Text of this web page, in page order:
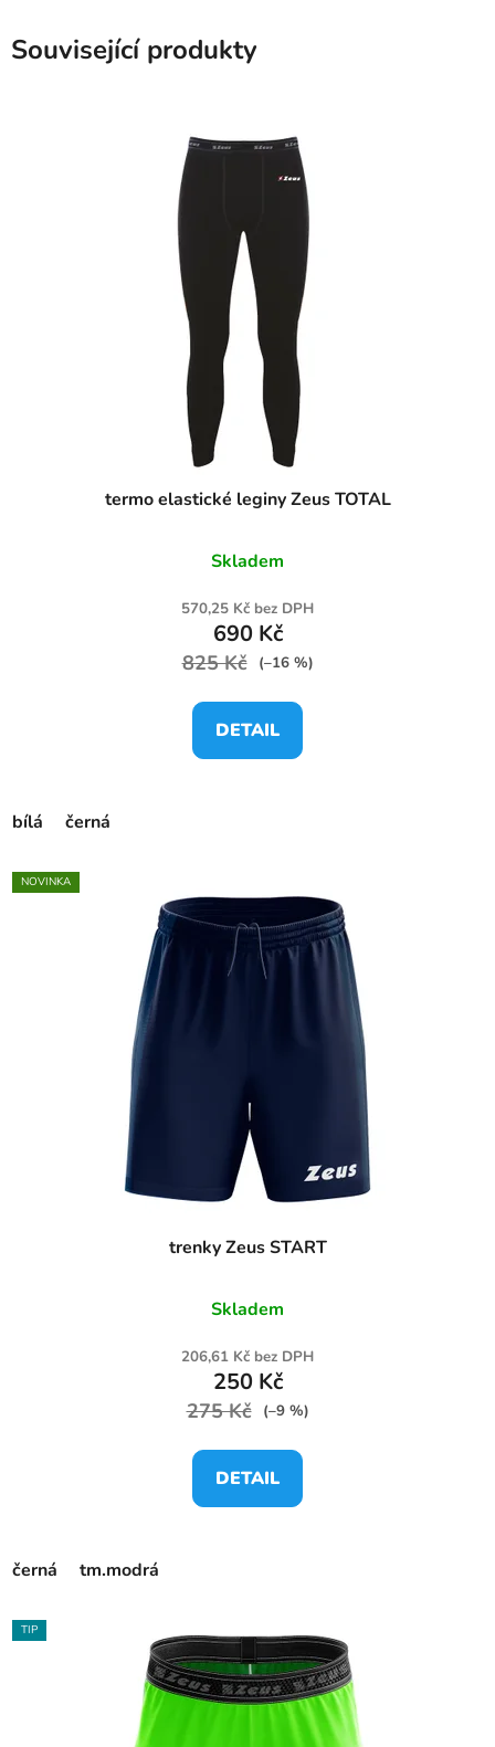
Související produkty
termo elastické leginy Zeus TOTAL
Skladem
570,25 Kč bez DPH
690 Kč
825 Kč (–16 %)
DETAIL
bílá černá
NOVINKA
trenky Zeus START
Skladem
206,61 Kč bez DPH
250 Kč
275 Kč (–9 %)
DETAIL
černá tm.modrá
TIP